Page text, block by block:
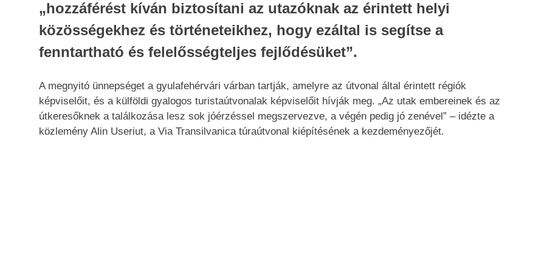
„hozzáférést kíván biztosítani az utazóknak az érintett helyi
közösségekhez és történeteikhez, hogy ezáltal is segítse a
fenntartható és felelősségteljes fejlődésüket”.
A megnyitó ünnepséget a gyulafehérvári várban tartják, amelyre az útvonal által érintett régiók
képviselőit, és a külföldi gyalogos turistaútvonalak képviselőit hívják meg. „Az utak embereinek és az
útkeresőknek a találkozása lesz sok jóérzéssel megszervezve, a végén pedig jó zenével” – idézte a
közlemény Alin Useriut, a Via Transilvanica túraútvonal kiépítésének a kezdeményezőjét.